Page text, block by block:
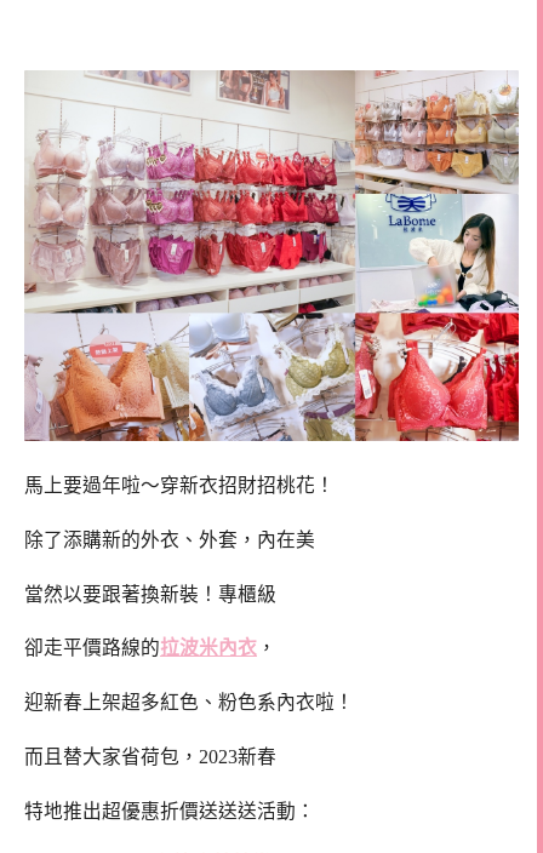
馬上要過年啦～穿新衣招財招桃花！
除了添購新的外衣、外套，內在美
當然以要跟著換新裝！專櫃級
卻走平價路線的拉波米內衣 ，
迎新春上架超多紅色、粉色系內衣啦！
而且替大家省荷包，2023新春
特地推出超優惠折價送送送活動：